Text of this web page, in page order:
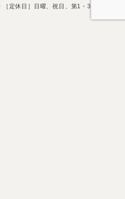
定休日］日曜、祝日、第1・3土曜